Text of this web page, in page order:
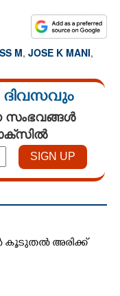
M, JOSE K MANI,
ദിവസവും
സംഭവങ്ങൾ
കൂടുതൽ അരിക്ക്